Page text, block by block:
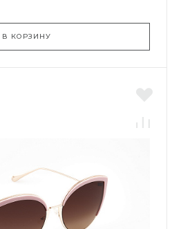
В КОРЗИНУ